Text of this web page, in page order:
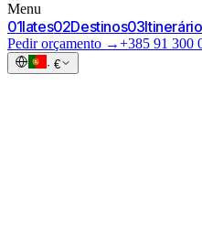
Menu
01Iates02Destinos03Itinerário
Pedir orçamento →+385 91 300
· €